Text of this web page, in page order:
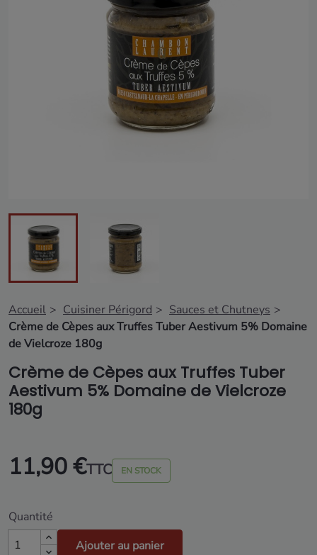
Accueil Cuisiner Périgord
Sauces et Chutneys
Crème de Cèpes aux Truffes Tuber Aestivum 5% Domaine
de Vielcroze 180g
Crème de Cèpes aux Truffes Tuber
Aestivum 5% Domaine de Vielcroze
180g
11,90 €TTC EN STOCK
Quantité
Ajouter au panier